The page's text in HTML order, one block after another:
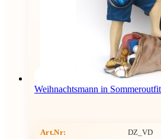
Weihnachtsmann in
Art.Nr: DZ_VD